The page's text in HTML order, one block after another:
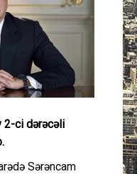
Müsahibə
İdman
Layihə
Gündəm
Cəmiyyət
2-ci dərəcəli
Sərəncam